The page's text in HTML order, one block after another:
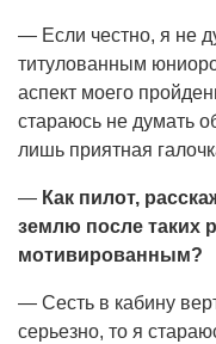
— Если честно, я не
титулованным
аспект моего
стараюсь не думать
лишь приятная
— Как пилот,
землю после таких
мотивированным?
— Сесть в кабину
серьезно, то я